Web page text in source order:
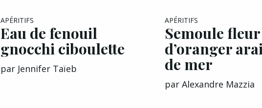
APÉRITIFS
Eau de fenouil
gnocchi ciboulette
par Jennifer Taïeb
APÉRITIFS
Semoule fleur
d’oranger
de mer
par Alexandre Mazzia